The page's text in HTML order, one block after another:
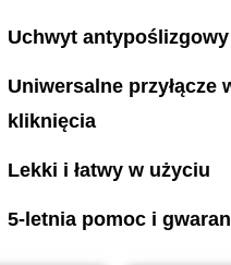
Uchwyt antypoślizgowy
Uniwersalne przyłącze
kliknięcia
Lekki i łatwy w użyciu
5-letnia pomoc i